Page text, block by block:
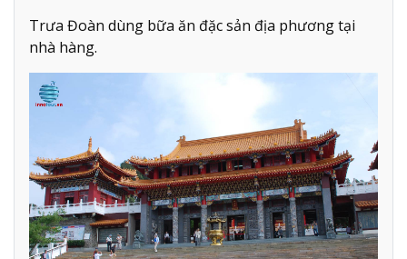
Trưa Đoàn dùng bữa ăn đặc sản địa phương tại
nhà hàng.